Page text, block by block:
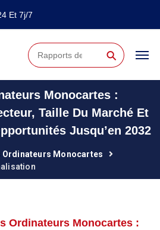
Et 7j/7
⚲
Monocartes :
Taille Du Marché Et
Jusqu’en 2032
Ordinateurs Monocartes
Ordinateurs Monocartes :